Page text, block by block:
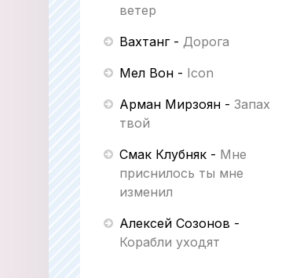
ветер
Вахтанг- Дорога
Мел Вон - Icon
Арман Мирзоян - Запах
твой
Смак Клубняк - Мне
приснилось ты мне
изменил
Алексей Созонов -
Корабли уходят